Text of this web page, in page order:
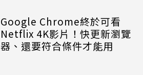
Google Chrome終於可看
Netflix 4K影片！快更新瀏覽
器、還要符合條件才能用